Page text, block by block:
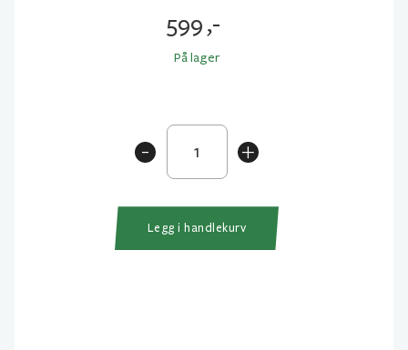
599,-
På lager
+
Filfishing
Legend
Pole
5m
-
Legg i handlekurv